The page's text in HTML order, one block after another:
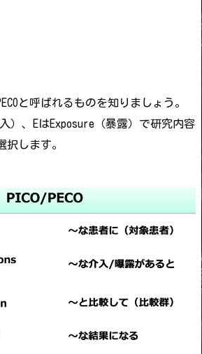
と呼ばれるものを知りましょう。
）、EはExposure（暴露）で研究内容
択します。